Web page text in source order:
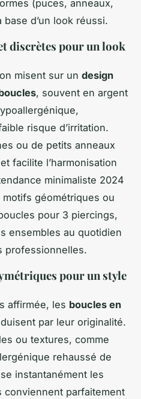
(puces, anneaux,
d’un look réussi.
discrètes pour un look
misent sur un design
, souvent en argent
risque d’irritation.
ou de petits anneaux
facilite l’harmonisation
minimaliste 2024
géométriques ou
pour 3 piercings,
ensembles au quotidien
professionnelles.
pour un style
affirmée, les boucles en
par leur originalité.
ou textures, comme
rehaussé de
instantanément les
parfaitement